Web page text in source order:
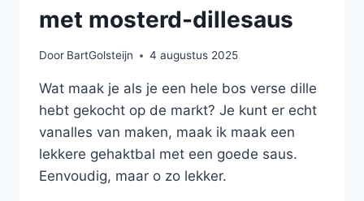
met mosterd-dillesaus
Door BartGolsteijn 4 augustus 2025
Wat maak je als je een hele bos verse dille
hebt gekocht op de markt? Je kunt er echt
vanalles van maken, maak ik maak een
lekkere gehaktbal met een goede saus.
Eenvoudig, maar o zo lekker.